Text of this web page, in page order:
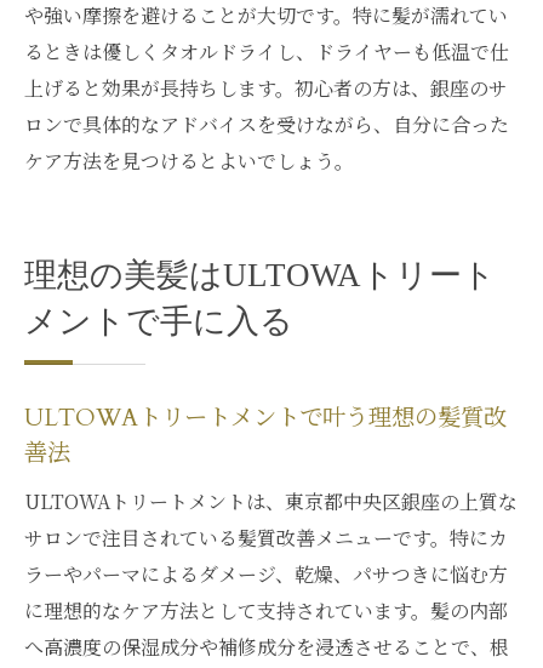
や強い摩擦を避けることが大切です。特に髪が濡れてい
るときは優しくタオルドライし、ドライヤーも低温で仕
上げると効果が長持ちします。初心者の方は、銀座のサ
ロンで具体的なアドバイスを受けながら、自分に合った
ケア方法を見つけるとよいでしょう。
理想の美髪はULTOWAトリート
メントで手に入る
ULTOWAトリートメントで叶う理想の髪質改
善法
ULTOWAトリートメントは、東京都中央区銀座の上質な
サロンで注目されている髪質改善メニューです。特にカ
ラーやパーマによるダメージ、乾燥、パサつきに悩む方
に理想的なケア方法として支持されています。髪の内部
へ高濃度の保湿成分や補修成分を浸透させることで、根